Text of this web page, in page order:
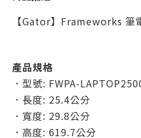
【Gator】Frameworks 筆
產品規格
．型號: FWPA-
．長度: 25.4公分
．寬度: 29.8公分
．高度: 619.7公分